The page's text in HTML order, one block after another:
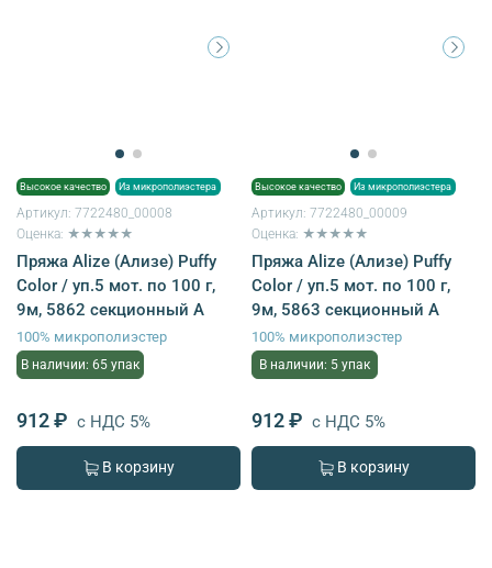
Высокое качество Из микрополиэстера
Артикул: 7722480_00008
Оценка: ★★★★★
Пряжа Alize (Ализе) Puffy
Color / уп.5 мот. по 100 г,
9м, 5862 секционный A
100% микрополиэстер
В наличии: 65 упак
912 ₽ с НДС 5%
В корзину
Высокое качество Из микрополиэстера
Артикул: 7722480_00009
Оценка: ★★★★★
Пряжа Alize (Ализе) Puffy
Color / уп.5 мот. по 100 г,
9м, 5863 секционный A
100% микрополиэстер
В наличии: 5 упак
912 ₽ с НДС 5%
В корзину